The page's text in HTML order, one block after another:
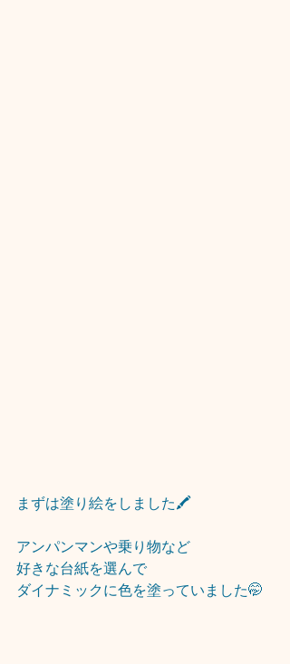
まずは塗り絵をしました🖍
アンパンマンや乗り物など
好きな台紙を選んで
ダイナミックに色を塗っていました🤭